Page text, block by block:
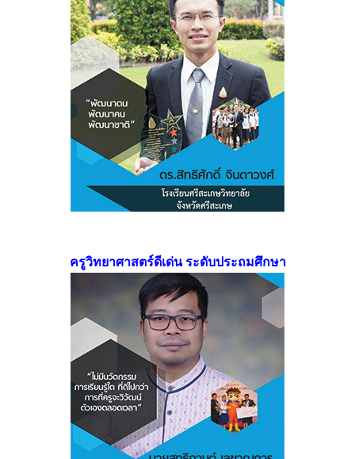
ครูวิทยาศาสตร์ดีเด่น ระดับประถมศึกษา